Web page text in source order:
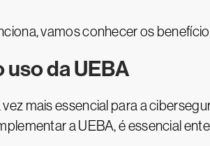
vamos conhecer os
da UEBA
mais essencial para a
a UEBA, é essencial